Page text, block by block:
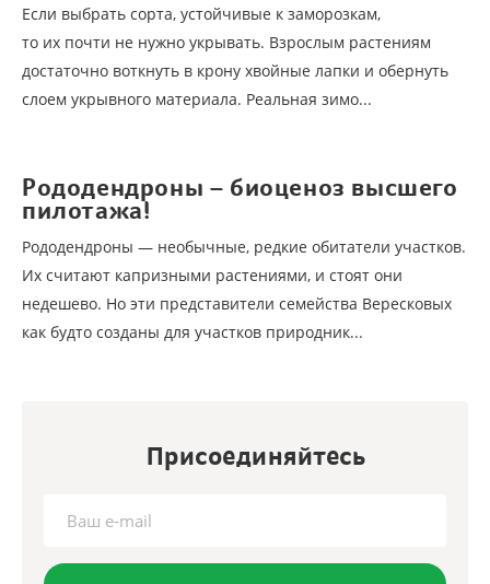
Если выбрать сорта, устойчивые к заморозкам,
то их почти не нужно укрывать. Взрослым растениям
достаточно воткнуть в крону хвойные лапки и обернуть
слоем укрывного материала. Реальная зимо...
Рододендроны – биоценоз высшего
пилотажа!
Рододендроны — необычные, редкие обитатели участков.
Их считают капризными растениями, и стоят они
недешево. Но эти представители семейства Вересковых
как будто созданы для участков природник...
Присоединяйтесь